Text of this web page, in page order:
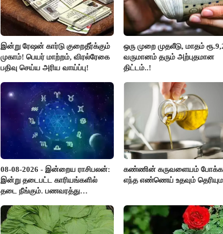
இன்று ரேஷன் கார்டு குறைதீர்க்கும்
முகாம்! பெயர் மாற்றம், விரல்ரேகை
பதிவு செய்ய அரிய வாய்ப்பு!
ஒரு முறை முதலீடு, மாதம்
வருமானம் தரும் அற்புதமான
திட்டம்..!
08-08-2026 - இன்றைய ராசிபலன்:
இன்று தடைபட்ட காரியங்களில்
தடை நீங்கும். பணவரத்து
எண்ணம் அதிகரிக்கும்..!
கண்ணின் கருவளையம் போக்க
எந்த எண்ணெய் உதவும்